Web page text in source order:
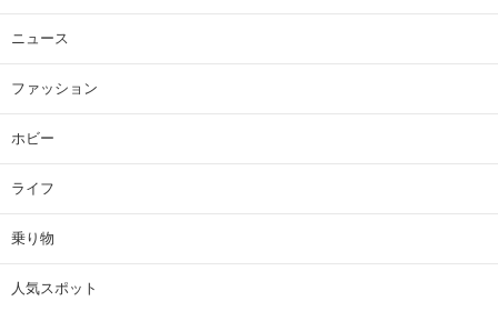
ニュース
ファッション
ホビー
ライフ
乗り物
人気スポット